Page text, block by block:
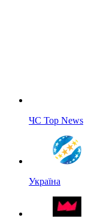
ЧС Top News
Україна